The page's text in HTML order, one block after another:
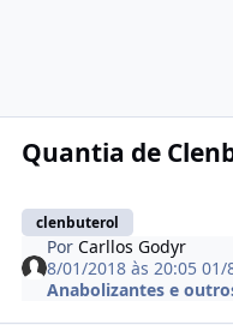
Quantia de
clenbuterol
PorCarllos Godyr
8/01/2018 às 20:0501/
Anabolizantes e